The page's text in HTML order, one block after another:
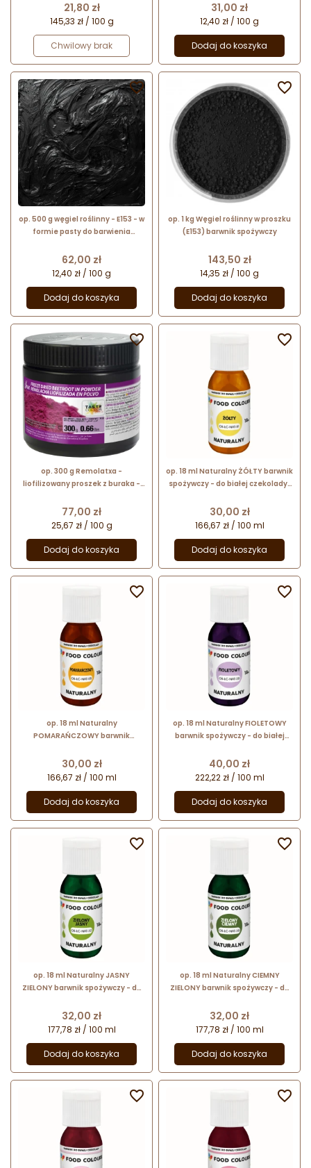
Cena
21,80 zł
145,33 zł / 100 g
Chwilowy brak
Cena
31,00 zł
12,40 zł / 100 g
Dodaj do koszyka
op. 500 g węgiel roślinny - E153 - w
formie pasty do barwienia
Cena
62,00 zł
12,40 zł / 100 g
Dodaj do koszyka

op. 1 kg Węgiel roślinny w proszku
(E153) barwnik spożywczy
Cena
143,50 zł
14,35 zł / 100 g
Dodaj do koszyka

op. 300 g Remolatxa -
liofilizowany proszek z buraka -
kat. 49571 Sosa Ingredients
Cena
77,00 zł
25,67 zł / 100 g
Dodaj do koszyka

op. 18 ml Naturalny ŻÓŁTY barwnik
spożywczy - do białej czekolady i
NAT-01 Food Colours
Cena
30,00 zł
166,67 zł / 100 ml
Dodaj do koszyka

op. 18 ml Naturalny
POMARAŃCZOWY barwnik
kremów cukierniczych - OS-LC-
NAT-05 Food Colours
Cena
30,00 zł
166,67 zł / 100 ml
Dodaj do koszyka

op. 18 ml Naturalny FIOLETOWY
barwnik spożywczy - do białej
- OS-LC-NAT-20 Food Colours
Cena
40,00 zł
222,22 zł / 100 ml
Dodaj do koszyka

op. 18 ml Naturalny JASNY
ZIELONY barwnik spożywczy - do
cukierniczych - OS-LC-NAT-32
Food Colours
Cena
32,00 zł
177,78 zł / 100 ml
Dodaj do koszyka

op. 18 ml Naturalny CIEMNY
ZIELONY barwnik spożywczy - do
cukierniczych - OS-LC-NAT-30
Food Colours
Cena
32,00 zł
177,78 zł / 100 ml
Dodaj do koszyka

 